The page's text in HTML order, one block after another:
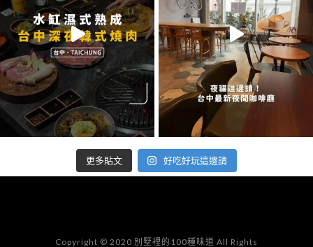
更多貼文 好吃好玩這邊請
Copyright © 2020 別墅裡的100種味道 All Rights